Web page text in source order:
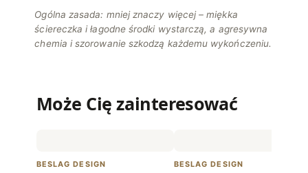
Ogólna zasada: mniej znaczy więcej – miękka
ściereczka i łagodne środki wystarczą, a agresywna
chemia i szorowanie szkodzą każdemu wykończeniu.
Może Cię zainteresować
BESLAG DESIGN BESLAG DESIGN